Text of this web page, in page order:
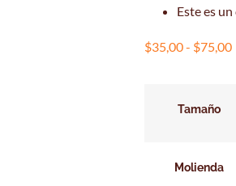
Este es
$35,00- $75,00
Tamaño
Molienda